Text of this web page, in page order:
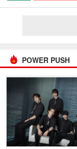
POWER PUSH